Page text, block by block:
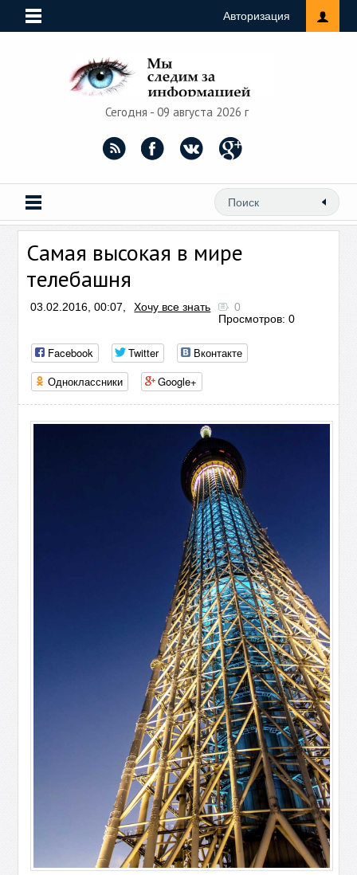
Авторизация
Сегодня - 09 августа 2026 г
Самая высокая в мире
телебашня
03.02.2016, 00:07, Хочу все знать
0
Просмотров: 0
Facebook Twitter
Вконтакте
Одноклассники
Google+